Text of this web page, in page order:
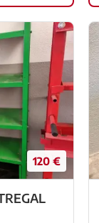
im
120 €